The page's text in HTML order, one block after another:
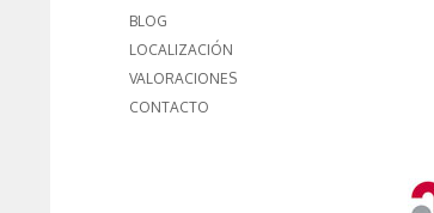
BLOG
LOCALIZACIÓN
VALORACIONES
CONTACTO